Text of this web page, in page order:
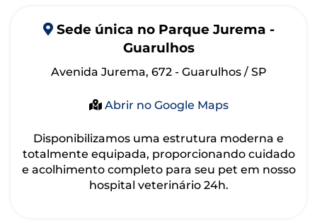
Sede única no Parque Jurema -
Guarulhos
Avenida Jurema, 672 - Guarulhos / SP
Abrir no Google Maps
Disponibilizamos uma estrutura moderna e
totalmente equipada, proporcionando cuidado
e acolhimento completo para seu pet em nosso
hospital veterinário 24h.